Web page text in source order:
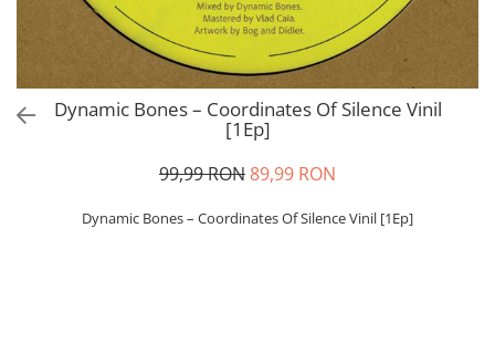
Dynamic Bones – Coordinates Of Silence Vinil
[1Ep]
99,99 RON89,99 RON
Dynamic Bones – Coordinates Of Silence Vinil [1Ep]